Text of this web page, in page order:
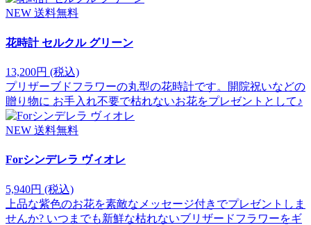
NEW 送料無料
花時計 セルクル グリーン
13,200円 (税込)
プリザーブドフラワーの丸型の花時計です。開院祝いなどの
贈り物に お手入れ不要で枯れないお花をプレゼントとして♪
NEW 送料無料
Forシンデレラ ヴィオレ
5,940円 (税込)
上品な紫色のお花を素敵なメッセージ付きでプレゼントしま
せんか? いつまでも新鮮な枯れないブリザードフラワーをギ